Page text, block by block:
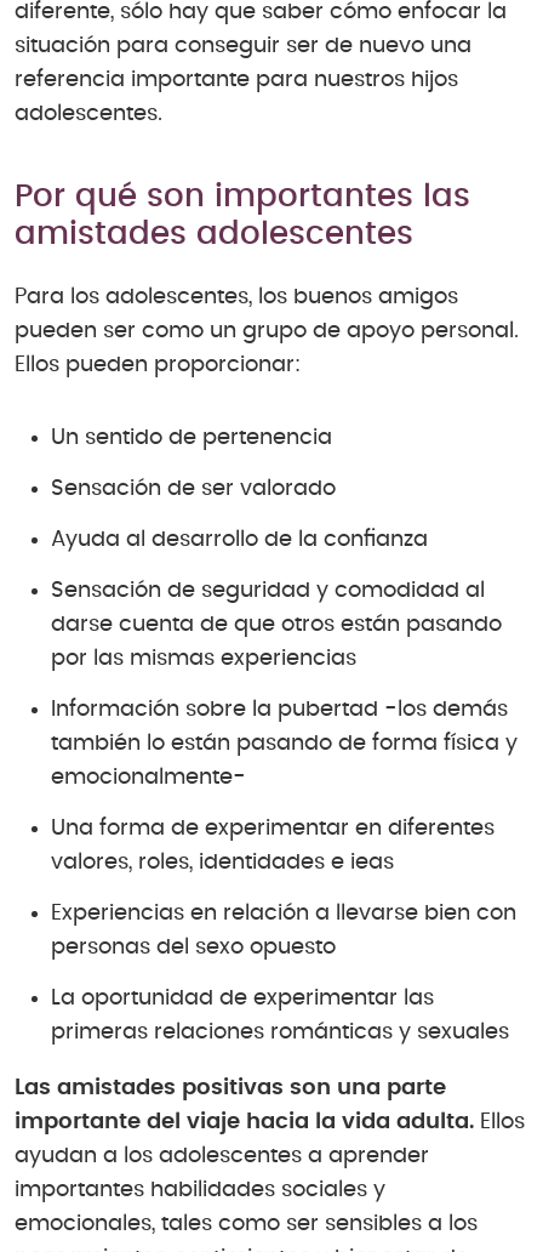
diferente, sólo hay que saber cómo enfocar la
situación para conseguir ser de nuevo una
referencia importante para nuestros hijos
adolescentes.
Por qué son importantes las
amistades adolescentes
Para los adolescentes, los buenos amigos
pueden ser como un grupo de apoyo personal.
Ellos pueden proporcionar:
Un sentido de pertenencia
Sensación de ser valorado
Ayuda al desarrollo de la confianza
Sensación de seguridad y comodidad al
darse cuenta de que otros están pasando
por las mismas experiencias
Información sobre la pubertad -los demás
también lo están pasando de forma física y
emocionalmente-
Una forma de experimentar en diferentes
valores, roles, identidades e ieas
Experiencias en relación a llevarse bien con
personas del sexo opuesto
La oportunidad de experimentar las
primeras relaciones románticas y sexuales
Las amistades positivas son una parte
importante del viaje hacia la vida adulta. Ellos
ayudan a los adolescentes a aprender
importantes habilidades sociales y
emocionales, tales como ser sensibles a los